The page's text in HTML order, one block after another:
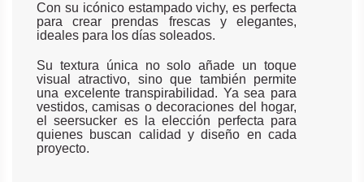
Con su icónico estampado vichy, es perfecta
para crear prendas frescas y elegantes,
ideales para los días soleados.
Su textura única no solo añade un toque
visual atractivo, sino que también permite
una excelente transpirabilidad. Ya sea para
vestidos, camisas o decoraciones del hogar,
el seersucker es la elección perfecta para
quienes buscan calidad y diseño en cada
proyecto.